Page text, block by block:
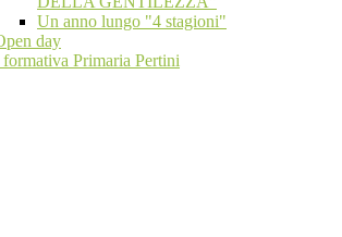
Un anno lungo "4 stagioni"
day
Primaria Pertini